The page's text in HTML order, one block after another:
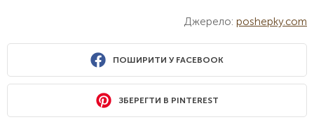
Джерело: poshepky.com
ПОШИРИТИ У FACEBOOK
ЗБЕРЕГТИ В PINTEREST